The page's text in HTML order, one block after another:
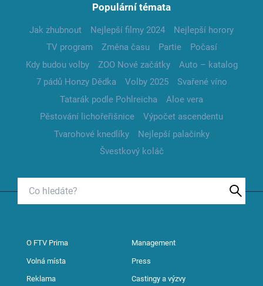
Populární témata
Jak zhubnout Nejlepší filmy 2024
Nejlepší horory
TV program
Změna času Partie
Počasí
Kdy budou volby
ZOO Nové začátky
Auto – katalog
7 pádů Honzy Dědka
Volby 2025
Svařené víno
Tatarák podle Pohlreicha
Aloe vera
Pěstování lichořeřišnice
Výpočet ascendentu
Tvarohové knedlíky
Nejlepší palačinky
Švestkový koláč
O FTV Prima Management
Volná místa Press
Reklama Castingy a výzvy